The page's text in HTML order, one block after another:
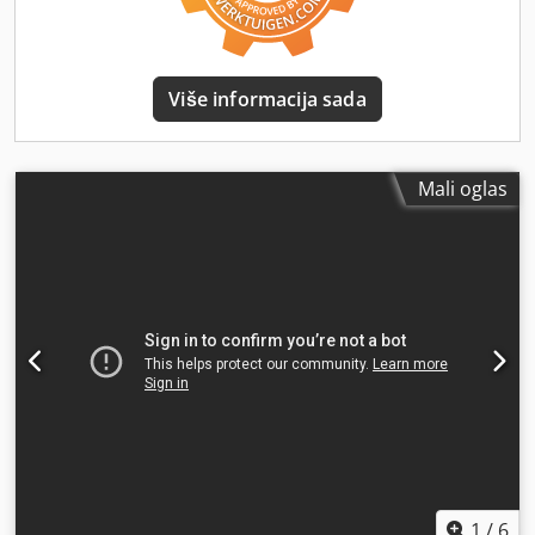
dizajniran i proizveden od nule u našoj fabrici.
Visokokvalitetni čelik koji se koristi u proizvodnji mašina se
seče, zatim zavaruje i podvrgava preciznoj obradi. Ceo
okvir, vrata i vrata ruke imaju dodatna rebra koja
omogućavaju visoku krutost i eliminaciju vibracija i
odgovarajuća ubrzanja i brzine u pojedinačnim pravcima.
To su veoma dinamični i precizni motori sa povratnim
PISAČ U našim plazmama koristimo komponente vodećeg
proizvođača PGCNC. Tehnologije baklje značajno
povećavaju produktivnost i brzinu rezanja. HD tehnologija
Više informacija sada
Mali oglas